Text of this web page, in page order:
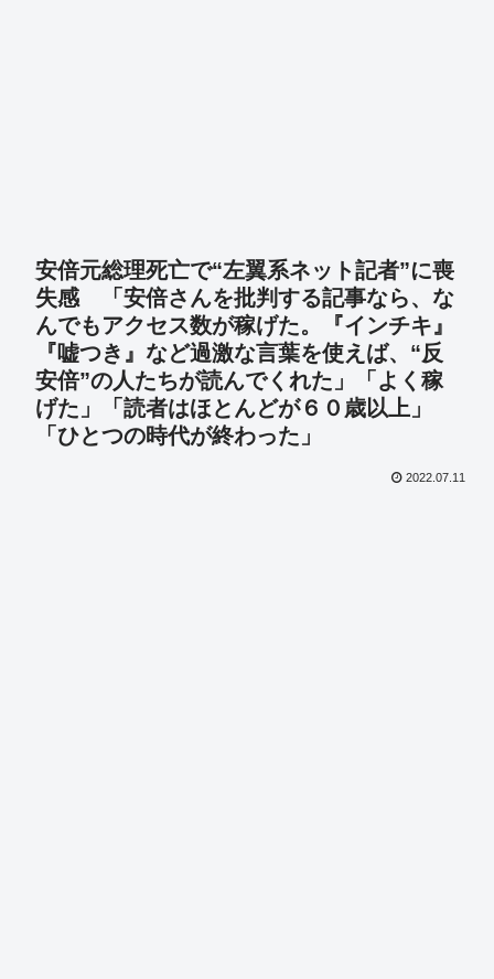
安倍元総理死亡で“左翼系ネット記者”に喪
失感 「安倍さんを批判する記事なら、な
んでもアクセス数が稼げた。『インチキ』
『嘘つき』など過激な言葉を使えば、“反
安倍”の人たちが読んでくれた」「よく稼
げた」「読者はほとんどが６０歳以上」
「ひとつの時代が終わった」
2022.07.11